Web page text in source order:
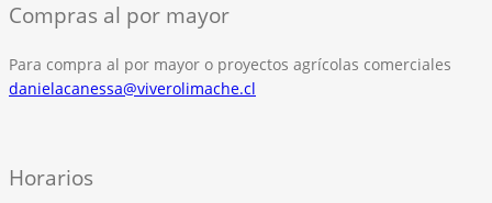
Compras al por mayor
Para compra al por mayor o proyectos agrícolas comerciales
danielacanessa@viverolimache.cl
Horarios